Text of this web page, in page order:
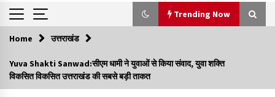
Trending Now
Trending Now
Minorities Rights Day : विश्व अल्पसंख्यक अधिकार दिवस
कार्यक्रम में शामिल हुए सीएम,आधुनिक मदरसों का नाम अब्दुल कलाम के नाम
Home उत्तराखंड
Yuva Shakti Sanwad:सीएम धामी ने युवाओं से किया संवाद, युवा शक्ति
विकसित विकसित उत्तराखंड की सबसे बड़ी ताकत